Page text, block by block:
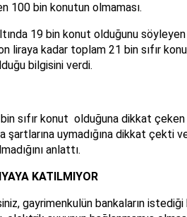
100 bin konutun olmaması.
19 bin konut olduğunu
liraya kadar toplam 21 bin sıfır
bilgisini verdi.
sıfır konut olduğuna dikkat
şartlarına uymadığına dikkat çekti
anlattı.
KATILMIYOR
gayrimenkulün bankaların istediği